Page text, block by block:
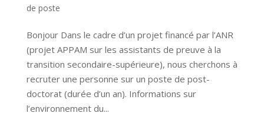
de poste
Bonjour Dans le cadre d’un projet financé par l’ANR
(projet APPAM sur les assistants de preuve à la
transition secondaire-supérieure), nous cherchons à
recruter une personne sur un poste de post-
doctorat (durée d’un an). Informations sur
l’environnement du...